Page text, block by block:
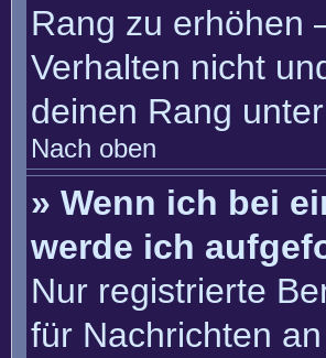
Rang zu erhöhen
Verhalten nicht
deinen Rang
Nach oben
» Wenn ich bei
werde ich
Nur registrierte
für Nachrichten